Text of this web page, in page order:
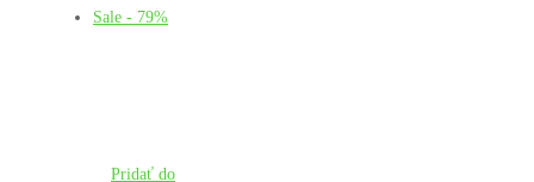
Sale - 79%
Pridať do